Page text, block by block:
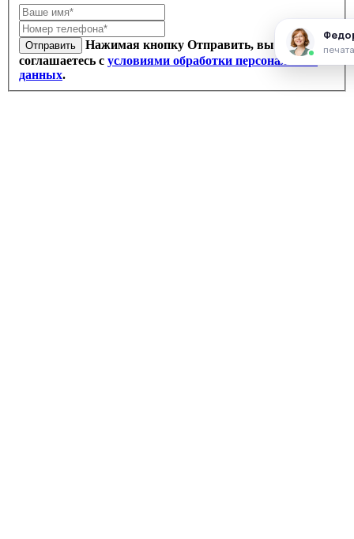
Отправить
Нажимая кнопку Отправить, вы
соглашаетесь с условиями обработки персональных
данных.